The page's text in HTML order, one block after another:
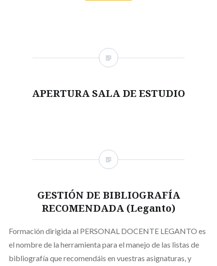
APERTURA SALA DE ESTUDIO
GESTIÓN DE BIBLIOGRAFÍA
RECOMENDADA (Leganto)
Formación dirigida al PERSONAL DOCENTE LEGANTO es
el nombre de la herramienta para el manejo de las listas de
bibliografía que recomendáis en vuestras asignaturas, y